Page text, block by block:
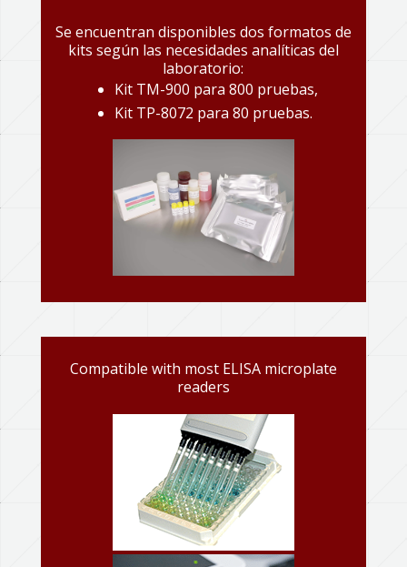
Se encuentran disponibles dos formatos de
kits según las necesidades analíticas del
laboratorio:
Kit TM-900 para 800 pruebas,
Kit TP-8072 para 80 pruebas.
Compatible with most ELISA microplate
readers